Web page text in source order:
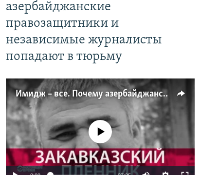
азербайджанские
правозащитники и
независимые журналисты
попадают в тюрьму
Имидж – все. Почему азербайджанские правозащитники и независимые журналисты попадают в тюрьму
No media source currently available